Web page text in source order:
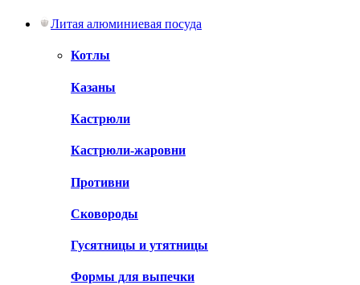
Литая алюминиевая посуда
Котлы
Казаны
Кастрюли
Кастрюли-жаровни
Противни
Сковороды
Гусятницы и утятницы
Формы для выпечки